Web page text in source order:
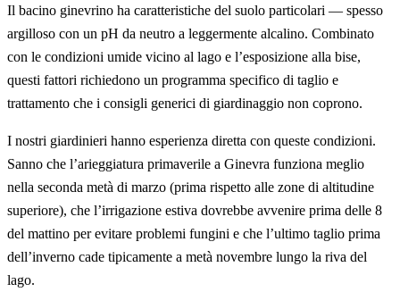
Il bacino ginevrino ha caratteristiche del suolo particolari — spesso
argilloso con un pH da neutro a leggermente alcalino. Combinato
con le condizioni umide vicino al lago e l’esposizione alla bise,
questi fattori richiedono un programma specifico di taglio e
trattamento che i consigli generici di giardinaggio non coprono.
I nostri giardinieri hanno esperienza diretta con queste condizioni.
Sanno che l’arieggiatura primaverile a Ginevra funziona meglio
nella seconda metà di marzo (prima rispetto alle zone di altitudine
superiore), che l’irrigazione estiva dovrebbe avvenire prima delle 8
del mattino per evitare problemi fungini e che l’ultimo taglio prima
dell’inverno cade tipicamente a metà novembre lungo la riva del
lago.